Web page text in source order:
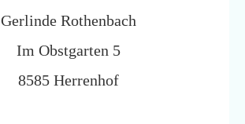
Gerlinde Rothenbach
Im Obstgarten 5
8585 Herrenhof